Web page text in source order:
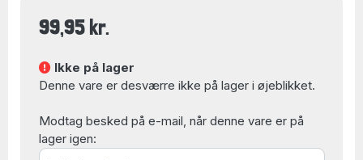
99,95 kr.
Ikke på lager
Denne vare er desværre ikke på lager i øjeblikket.
Modtag besked på e-mail, når denne vare er på
lager igen: